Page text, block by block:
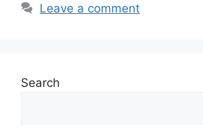
Leave a comment
Search